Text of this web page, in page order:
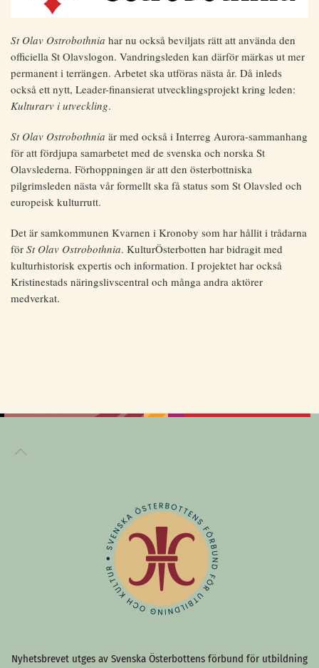
St Olav Ostrobothnia har nu också beviljats rätt att använda den
officiella St Olavslogon. Vandringsleden kan därför märkas ut mer
permanent i terrängen. Arbetet ska utföras nästa år. Då inleds
också ett nytt, Leader-finansierat utvecklingsprojekt kring leden:
Kulturarv i utveckling.
St Olav Ostrobothnia är med också i Interreg Aurora-sammanhang
för att fördjupa samarbetet med de svenska och norska St
Olavslederna. Förhoppningen är att den österbottniska
pilgrimsleden nästa vår formellt ska få status som St Olavsled och
europeisk kulturrutt.
Det är samkommunen Kvarnen i Kronoby som har hållit i trådarna
för St Olav Ostrobothnia. KulturÖsterbotten har bidragit med
kulturhistorisk expertis och information. I projektet har också
Kristinestads näringslivscentral och många andra aktörer
medverkat.
Nyhetsbrevet utges av Svenska Österbottens förbund för utbildning